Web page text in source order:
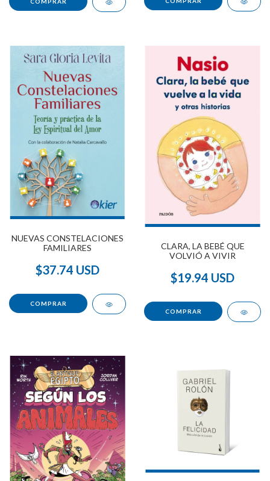
NUEVAS CONSTELACIONES
FAMILIARES
$37.74 USD
CLARA, LA BEBÉ QUE
VOLVIÓ A VIVIR
$19.94 USD